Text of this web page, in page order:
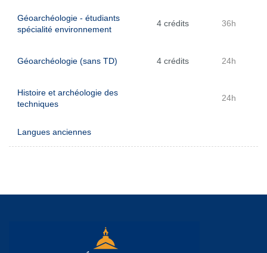
Géoarchéologie - étudiants
spécialité environnement
4 crédits 36h
Géoarchéologie (sans TD) 4 crédits 24h
Histoire et archéologie des
techniques
24h
Langues anciennes